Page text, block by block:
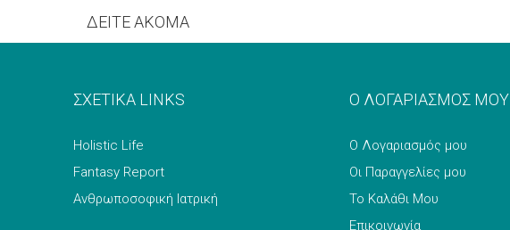
ΔΕΙΤΕ ΑΚΟΜΑ
ΣΧΕΤΙΚΑ LINKS
Holistic Life
Fantasy Report
Ανθρωποσοφική Ιατρική
Ο ΛΟΓΑΡΙΑΣΜΟΣ ΜΟΥ
Ο Λογαριασμός μου
Οι Παραγγελίες μου
Το Καλάθι Μου
Επικοινωνία